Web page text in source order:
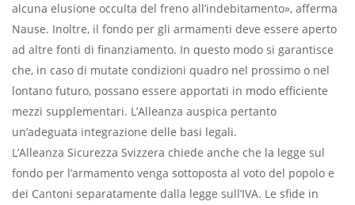
alcuna elusione occulta del freno all’indebitamento», afferma
Nause. Inoltre, il fondo per gli armamenti deve essere aperto
ad altre fonti di finanziamento. In questo modo si garantisce
che, in caso di mutate condizioni quadro nel prossimo o nel
lontano futuro, possano essere apportati in modo efficiente
mezzi supplementari. L’Alleanza auspica pertanto
un’adeguata integrazione delle basi legali.
L’Alleanza Sicurezza Svizzera chiede anche che la legge sul
fondo per l’armamento venga sottoposta al voto del popolo e
dei Cantoni separatamente dalla legge sull’IVA. Le sfide in